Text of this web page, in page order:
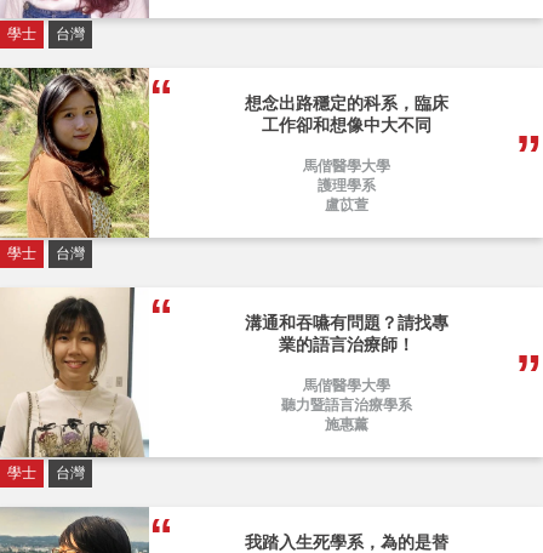
學士 台灣
想念出路穩定的科系，臨床
工作卻和想像中大不同
馬偕醫學大學
護理學系
盧苡萱
學士 台灣
溝通和吞嚥有問題？請找專
業的語言治療師！
馬偕醫學大學
聽力暨語言治療學系
施惠薰
學士 台灣
我踏入生死學系，為的是替